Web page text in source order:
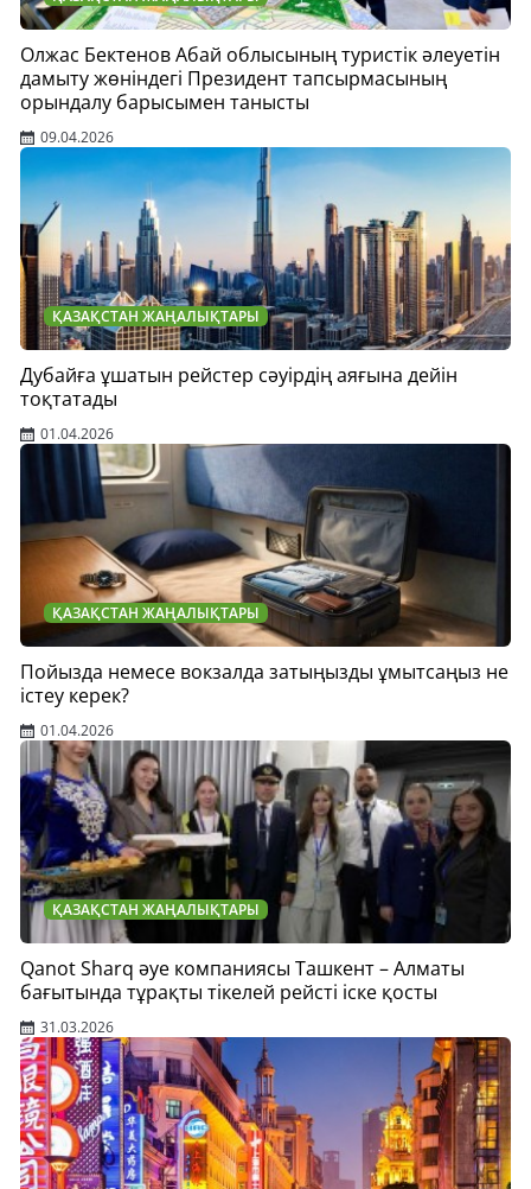
Олжас Бектенов Абай облысының туристік әлеуетін
дамыту жөніндегі Президент тапсырмасының
орындалу барысымен танысты
09.04.2026
ҚАЗАҚСТАН ЖАҢАЛЫҚТАРЫ
Дубайға ұшатын рейстер сәуірдің аяғына дейін
тоқтатады
01.04.2026
ҚАЗАҚСТАН ЖАҢАЛЫҚТАРЫ
Пойызда немесе вокзалда затыңызды ұмытсаңыз не
істеу керек?
01.04.2026
ҚАЗАҚСТАН ЖАҢАЛЫҚТАРЫ
Qanot Sharq әуе компаниясы Ташкент – Алматы
бағытында тұрақты тікелей рейсті іске қосты
31.03.2026